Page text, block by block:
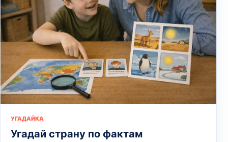
УГАДАЙКА
Угадай страну по фактам